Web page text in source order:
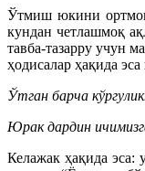
Ўтмиш юкини
кундан четлашмоқ
тавба-тазарру учун
ҳодисалар ҳақида
Ўтган барча
Юрак дардин
Келажак ҳақида эса: